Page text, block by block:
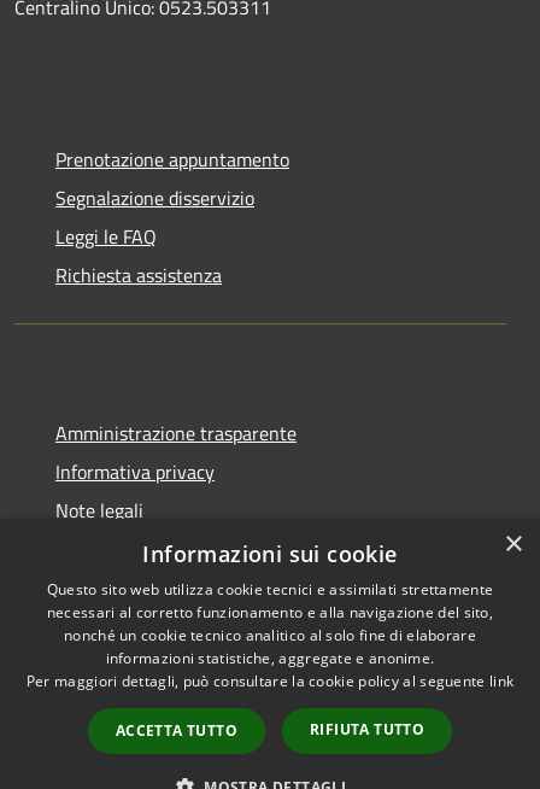
Centralino Unico: 0523.503311
Prenotazione appuntamento
Segnalazione disservizio
Leggi le FAQ
Richiesta assistenza
Amministrazione trasparente
Informativa privacy
Note legali
Dichiarazione di accessibilità
RSS
Accessibilità
Copyright © 2026 • Comune di
Municipium•
Accesso
redazione
×
Informazioni sui cookie
Questo sito web utilizza cookie tecnici e assimilati strettamente
necessari al corretto funzionamento e alla navigazione del sito,
nonché un cookie tecnico analitico al solo fine di elaborare
informazioni statistiche, aggregate e anonime.
Per maggiori dettagli, può consultare la cookie policy al seguente link
ACCETTA TUTTO RIFIUTA TUTTO